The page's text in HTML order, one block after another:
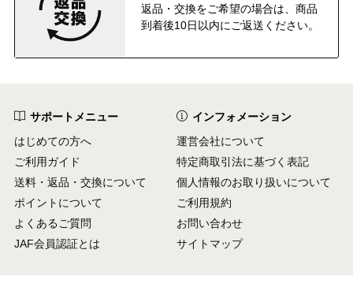
返品・交換をご希望の場合は、商品
到着後10日以内にご返送ください。
サポートメニュー
はじめての方へ
ご利用ガイド
送料・返品・交換について
ポイントについて
よくあるご質問
JAF会員認証とは
インフォメーション
運営会社について
特定商取引法に基づく表記
個人情報のお取り扱いについて
ご利用規約
お問い合わせ
サイトマップ